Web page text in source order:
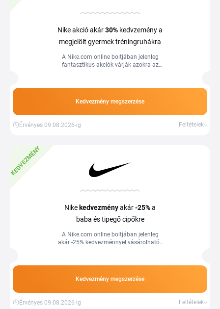
Nike akció akár30% kedvzemény a
megjelölt gyermek tréningruhákra
A Nike.com online boltjában jelenleg
fantasztikus akciók várják azokra az
el.
Kedvezmény megszerzése
Érvényes 09.08.2026-ig Feltételek
KEDVEZMÉNY
Nike kedvezményakár-25%a
baba és tipegő cipőkre
A Nike.com online boltjában jelenleg
akár -25% kedvezménnyel vásárolhatók
Kedvezmény megszerzése
Érvényes 09.08.2026-ig Feltételek